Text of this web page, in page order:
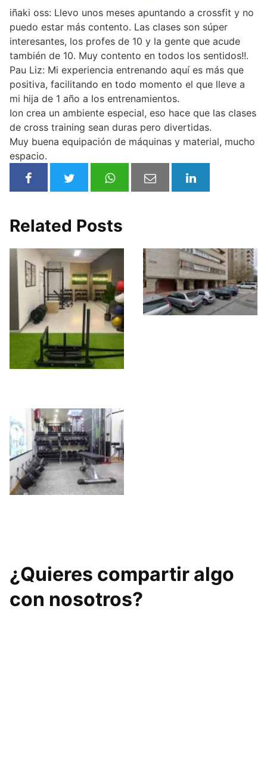
iñaki oss: Llevo unos meses apuntando a crossfit y no
puedo estar más contento. Las clases son súper
interesantes, los profes de 10 y la gente que acude
también de 10. Muy contento en todos los sentidos!!.
Pau Liz: Mi experiencia entrenando aquí es más que
positiva, facilitando en todo momento el que lleve a
mi hija de 1 año a los entrenamientos.
Ion crea un ambiente especial, eso hace que las clases
de cross training sean duras pero divertidas.
Muy buena equipación de máquinas y material, mucho
espacio.
Related Posts
¿Quieres compartir algo
con nosotros?